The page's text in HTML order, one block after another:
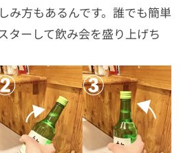
み方もあるんです。誰でも簡単
ターして飲み会を盛り上げち